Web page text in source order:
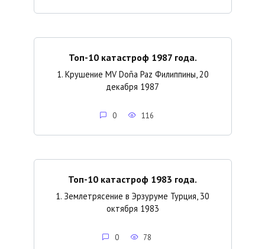
Топ-10 катастроф 1987 года.
1. Крушение MV Doña Paz Филиппины, 20
декабря 1987
0 116
Топ-10 катастроф 1983 года.
1. Землетрясение в Эрзуруме Турция, 30
октября 1983
0 78